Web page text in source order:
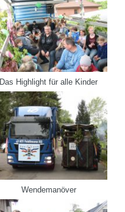
Das Highlight für alle Kinder
Wendemanöver